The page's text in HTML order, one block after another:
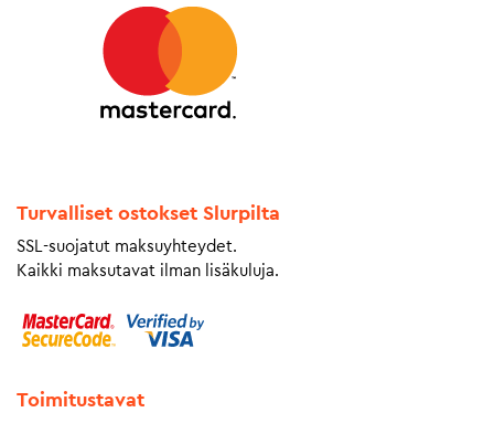
Turvalliset ostokset Slurpilta
SSL-suojatut maksuyhteydet.
Kaikki maksutavat ilman lisäkuluja.
Toimitustavat